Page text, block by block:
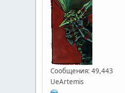
Сообщения: 49,443
UeArtemis